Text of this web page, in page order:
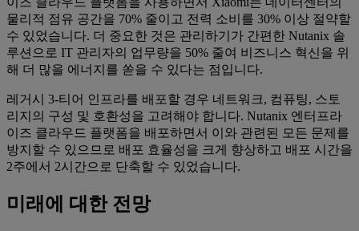
물리적 점유 공간을 70% 줄이고 전력 소비를 30% 이상 절약할
수 있었습니다. 더 중요한 것은 관리하기가 간편한 Nutanix 솔
루션으로 IT 관리자의 업무량을 50% 줄여 비즈니스 혁신을 위
해 더 많을 에너지를 쏟을 수 있다는 점입니다.
레거시 3-티어 인프라를 배포할 경우 네트워크, 컴퓨팅, 스토
리지의 구성 및 호환성을 고려해야 합니다. Nutanix 엔터프라
이즈 클라우드 플랫폼을 배포하면서 이와 관련된 모든 문제를
방지할 수 있으므로 배포 효율성을 크게 향상하고 배포 시간을
2주에서 2시간으로 단축할 수 있었습니다.
미래에 대한 전망